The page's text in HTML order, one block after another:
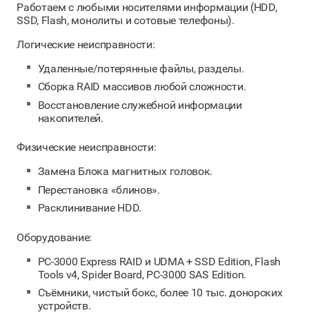
Работаем с любыми носителями информации (HDD,
SSD, Flash, монолиты и сотовые телефоны).
Логические неисправности:
Удаленные/потерянные файлы, разделы.
Сборка RAID массивов любой сложности.
Восстановление служебной информации
накопителей.
Физические неисправности:
Замена Блока магнитных головок.
Перестановка «блинов».
Расклинивание HDD.
Оборудование:
РС-3000 Express RAID и UDMA + SSD Edition, Flash
Tools v4, Spider Board, PC-3000 SAS Edition.
Съёмники, чистый бокс, более 10 тыс. донорских
устройств.